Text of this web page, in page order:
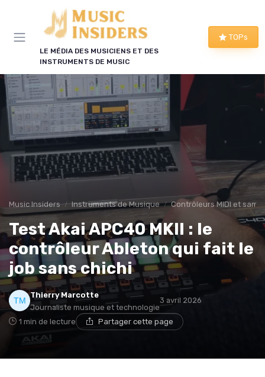
LE MÉDIA DES MUSICIENS ET DES
INSTRUMENTS DE MUSIC
TOPs
Music Insiders Instruments de Musique Contrôleurs MIDI et
Test Akai APC40 MKII : le
contrôleur Ableton qui fait le
job sans chichi
Thierry Marcotte
Journaliste musique et technologie
3 avril 2026
1 min de lecture Partager cette page
Panneau de gestion des cookies